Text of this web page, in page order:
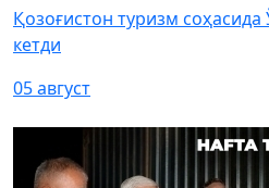
Қозоғистон туризм соҳасида
кетди
05 август